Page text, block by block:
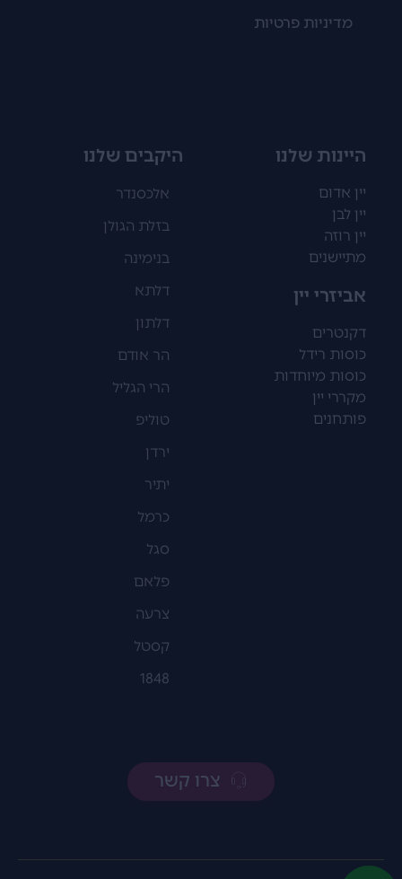
מדיניות פרטיות
היינות שלנו
יין אדום
יין לבן
יין רוזה
מתיישנים
אביזרי יין
דקנטרים
כוסות רידל
כוסות מיוחדות
מקררי יין
פותחנים
היקבים שלנו
אלכסנדר
בזלת הגולן
בנימינה
דלתא
דלתון
הר אודם
הרי הגליל
טוליפ
ירדן
יתיר
כרמל
סגל
פלאם
צרעה
קסטל
1848
צרו קשר